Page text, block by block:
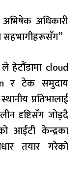
ले हेटौंडामा cloud
र टेक समुदाय
प्रतिभालाई
दृष्टिसँग जोड्दै
आईटी केन्द्रका
तयार गरेको